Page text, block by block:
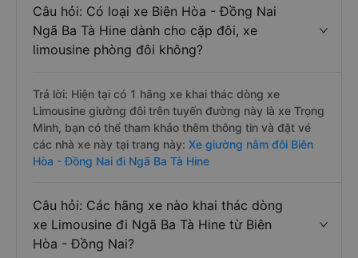
Câu hỏi: Có loại xe Biên Hòa - Đồng Nai
Ngã Ba Tà Hine dành cho cặp đôi, xe
limousine phòng đôi không?
Trả lời: Hiện tại có 1 hãng xe khai thác dòng xe
Limousine giường đôi trên tuyến đường này là xe Trọng
Minh, bạn có thể tham khảo thêm thông tin và đặt vé
các nhà xe này tại trang này: Xe giường nằm đôi Biên
Hòa - Đồng Nai đi Ngã Ba Tà Hine
Câu hỏi: Các hãng xe nào khai thác dòng
xe Limousine đi Ngã Ba Tà Hine từ Biên
Hòa - Đồng Nai?